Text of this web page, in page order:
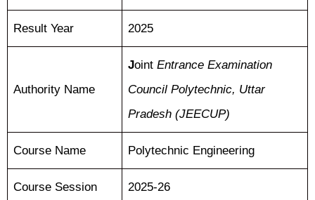
Result Year 2025
Authority Name
Joint Entrance Examination
Council Polytechnic, Uttar
Pradesh (JEECUP)
Course Name Polytechnic Engineering
Course Session 2025-26